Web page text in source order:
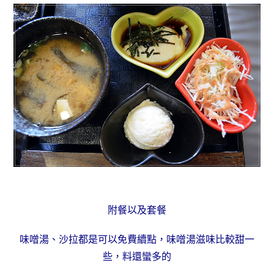
附餐以及套餐
味噌湯、沙拉都是可以免費續點，味噌湯滋味比較甜一
些，料還蠻多的